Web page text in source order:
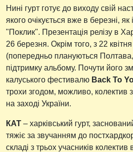
Нині гурт готує до виходу свій
якого очікується вже в березні,
"Поклик". Презентація релізу в
26 березня. Окрім того, з 22
(попередньо плануються Полтава,
підтримку альбому. Почути його
калуського фестивалю Back To
трохи згодом, можливо, колектив
на заході України.
КАТ – харківський гурт,
тяжіє за звучанням до
складі з трьох учасників